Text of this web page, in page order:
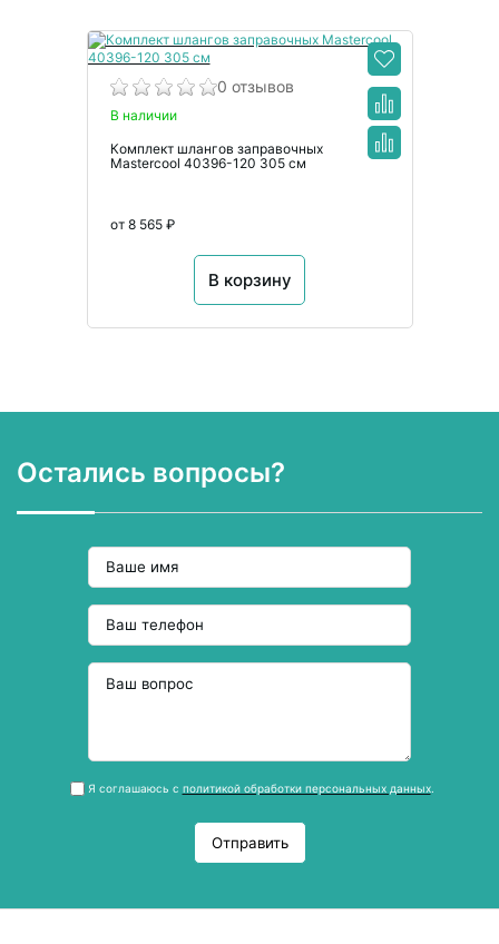
0 отзывов
В наличии
Комплект шлангов заправочных
Mastercool 40396-120 305 см
от 8 565 ₽
В корзину
Остались вопросы?
Я соглашаюсь с политикой обработки персональных данных.
Отправить